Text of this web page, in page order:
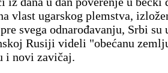
vlast ugarskog plemstva,
svega odnarođavanju, Srbi su
Rusiji videli "obećanu
i novi zavičaj.